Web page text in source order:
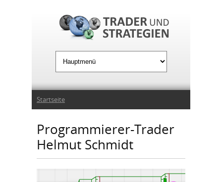
Sie sind hier
Startseite
Programmierer-Trader
Helmut Schmidt